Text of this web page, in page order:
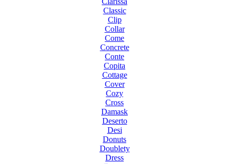
Classic
Clip
Collar
Come
Concrete
Conte
Copita
Cottage
Cover
Cozy
Cross
Damask
Deserto
Desi
Donuts
Doublety
Dress